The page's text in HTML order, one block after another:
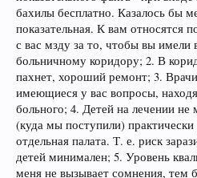
бахилы бесплатно. Казалось бы
показательная. К вам относятся
с вас мзду за то, чтобы вы имели
больничному коридору; 2. В
пахнет, хороший ремонт; 3.
имеющиеся у вас вопросы,
больного; 4. Детей на лечении не
(куда мы поступили)
отдельная палата. Т. е. риск
детей минимален; 5. Уровень
меня не вызывает сомнения, тем